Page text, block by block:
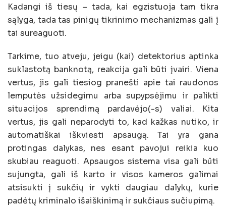
Kadangi iš tiesų – tada, kai egzistuoja tam tikra
sąlyga, tada tas pinigų tikrinimo mechanizmas gali į
tai sureaguoti.
Tarkime, tuo atveju, jeigu (kai) detektorius aptinka
suklastotą banknotą, reakcija gali būti įvairi. Viena
vertus, jis gali tiesiog pranešti apie tai raudonos
lemputės užsidegimu arba supypsėjimu ir palikti
situacijos sprendimą pardavėjo(-s) valiai. Kita
vertus, jis gali neparodyti to, kad kažkas nutiko, ir
automatiškai iškviesti apsaugą. Tai yra gana
protingas dalykas, nes esant pavojui reikia kuo
skubiau reaguoti. Apsaugos sistema visa gali būti
sujungta, gali iš karto ir visos kameros galimai
atsisukti į sukčių ir vykti daugiau dalykų, kurie
padėtų kriminalo išaiškinimą ir sukčiaus sučiupimą.